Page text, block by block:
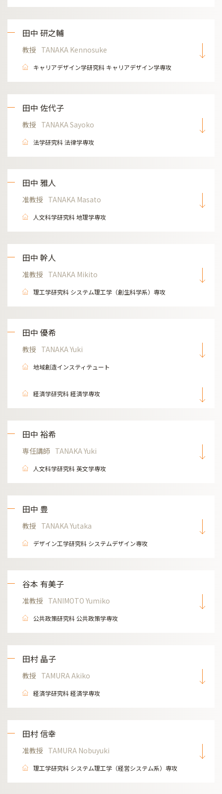
田中 研之輔
教授 TANAKA Kennosuke
キャリアデザイン学研究科 キャリアデザイン学専攻
田中 佐代子
教授 TANAKA Sayoko
法学研究科 法律学専攻
田中 雅人
准教授 TANAKA Masato
人文科学研究科 地理学専攻
田中 幹人
准教授 TANAKA Mikito
理工学研究科 システム理工学（創生科学系）専攻
田中 優希
教授 TANAKA Yuki
地域創造インスティテュート
経済学研究科 経済学専攻
田中 裕希
専任講師 TANAKA Yuki
人文科学研究科 英文学専攻
田中 豊
教授 TANAKA Yutaka
デザイン工学研究科 システムデザイン専攻
谷本 有美子
准教授 TANIMOTO Yumiko
公共政策研究科 公共政策学専攻
田村 晶子
教授 TAMURA Akiko
経済学研究科 経済学専攻
田村 信幸
准教授 TAMURA Nobuyuki
理工学研究科 システム理工学（経営システム系）専攻